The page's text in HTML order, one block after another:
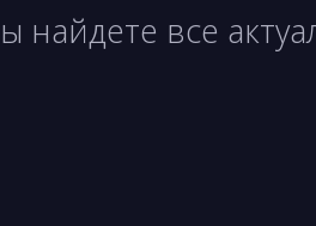
найдете все